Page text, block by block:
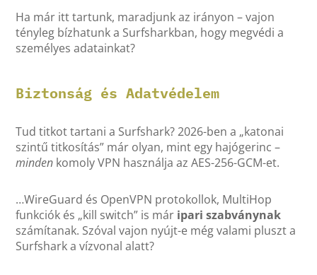
Ha már itt tartunk, maradjunk az irányon – vajon
tényleg bízhatunk a Surfsharkban, hogy megvédi a
személyes adatainkat?
Biztonság és Adatvédelem
Tud titkot tartani a Surfshark? 2026-ben a „katonai
szintű titkosítás” már olyan, mint egy hajógerinc –
minden komoly VPN használja az AES-256-GCM-et.
…WireGuard és OpenVPN protokollok, MultiHop
funkciók és „kill switch” is már ipari szabványnak
számítanak. Szóval vajon nyújt-e még valami pluszt a
Surfshark a vízvonal alatt?